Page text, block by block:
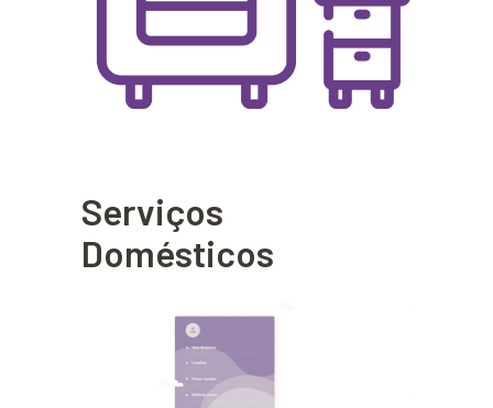
Serviços
Domésticos